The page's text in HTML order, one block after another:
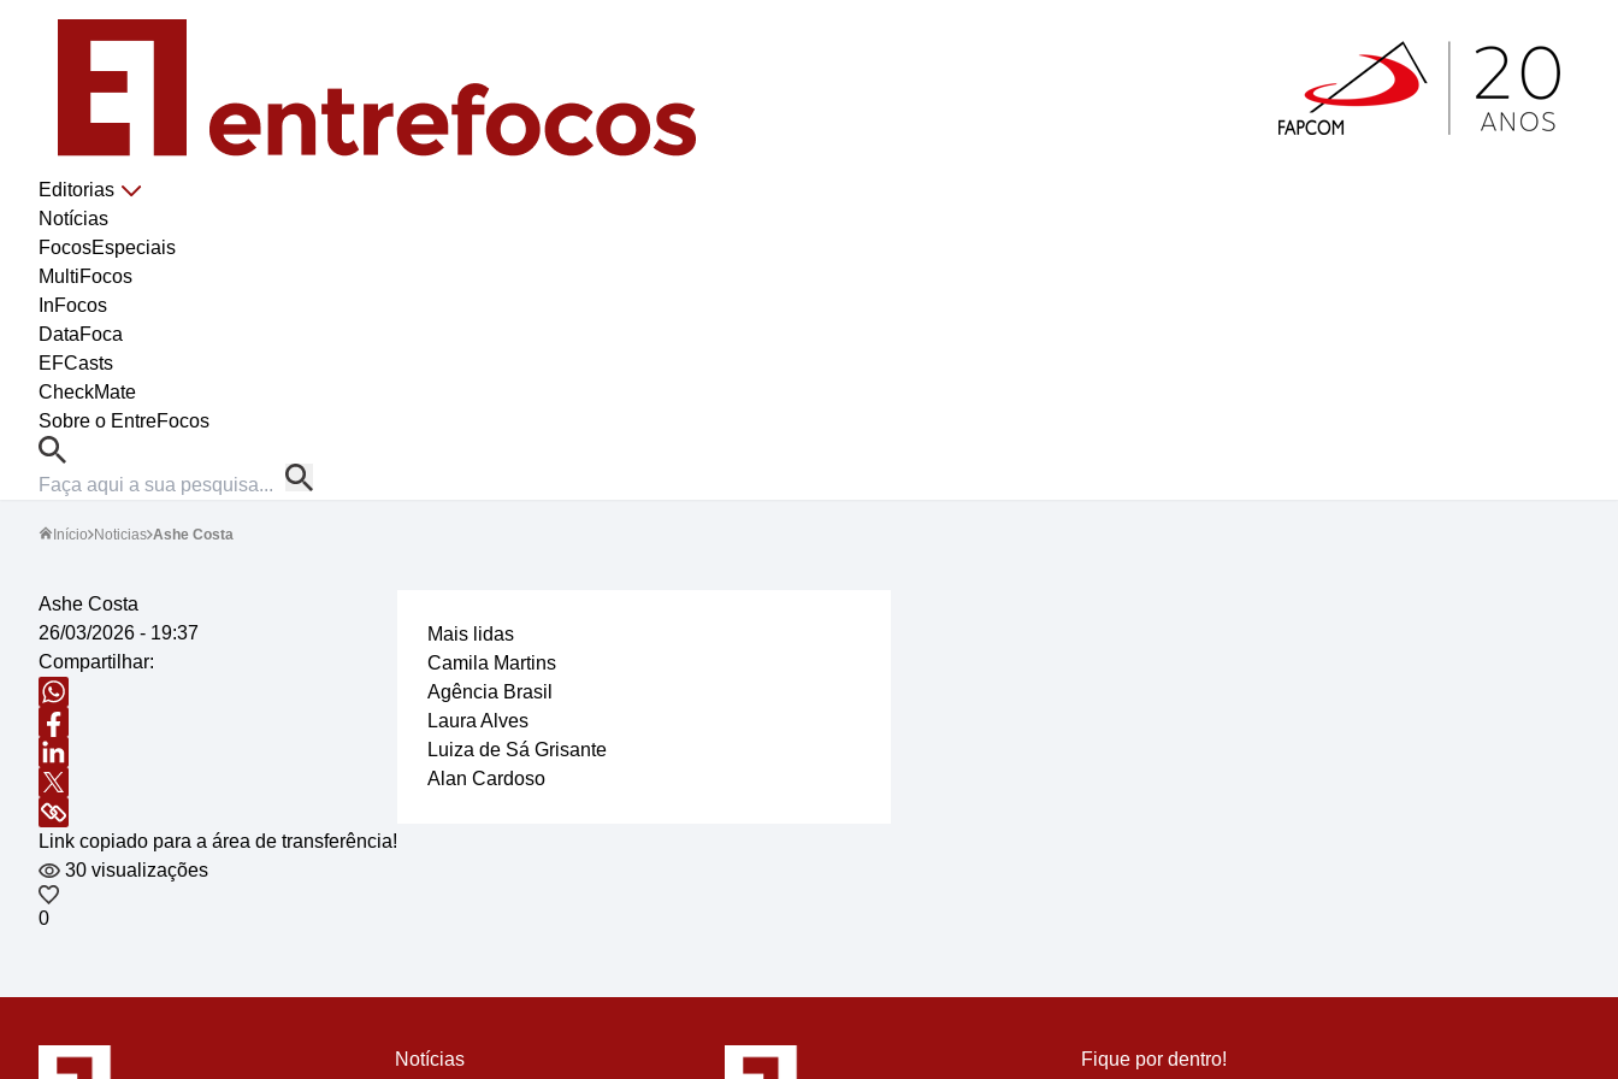
Editorias
Notícias
FocosEspeciais
MultiFocos
InFocos
DataFoca
EFCasts
CheckMate
Sobre o EntreFocos
Início Noticias Ashe Costa
Ashe Costa
26/03/2026 - 19:37
Compartilhar:
Link copiado para a área de transferência!
30 visualizações
0
Mais lidas
Camila Martins
Agência Brasil
Laura Alves
Luiza de Sá Grisante
Alan Cardoso
Notícias
Fique por dentro!